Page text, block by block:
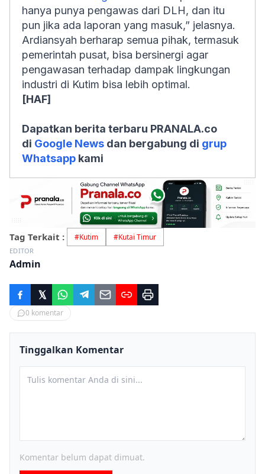
hanya punya pengawas dari DLH, dan itu
pun jika ada laporan yang masuk,” jelasnya.
Ardiansyah berharap semua pihak, termasuk
pemerintah pusat, bisa bersinergi agar
pengawasan terhadap dampak lingkungan
industri di Kutim bisa lebih optimal.
[HAF]
Dapatkan berita terbaru PRANALA.co
di Google News dan bergabung di grup
Whatsapp kami
Tag Terkait : #Kutim #Kutai Timur
EDITOR
Admin
0 komentar
Tinggalkan Komentar
Komentar belum dapat dimuat.